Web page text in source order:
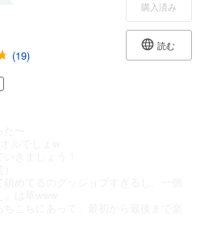
(19)
購入済み
読む